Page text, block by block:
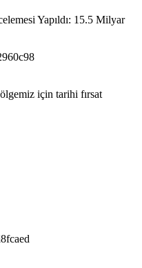
Yapıldı: 15.5 Milyar
için tarihi fırsat